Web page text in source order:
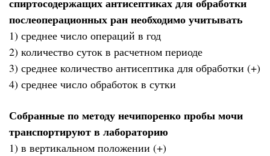
послеоперационных ран необходимо учитывать
1) среднее число операций в год
2) количество суток в расчетном периоде
3) среднее количество антисептика для обработки (+)
4) среднее число обработок в сутки
Собранные по методу нечипоренко пробы мочи
транспортируют в лабораторию
1) в вертикальном положении (+)